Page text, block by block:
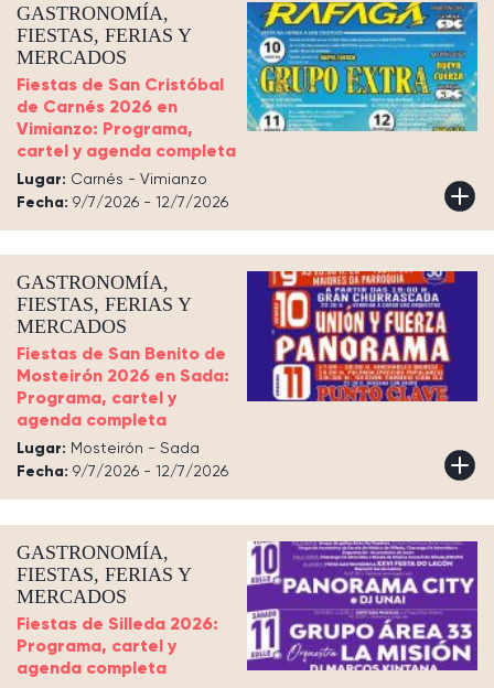
GASTRONOMÍA,
FIESTAS, FERIAS Y
MERCADOS
Fiestas de San Cristóbal
de Carnés 2026 en
Vimianzo: Programa,
cartel y agenda completa
Lugar: Carnés - Vimianzo
Fecha: 9/7/2026 - 12/7/2026
GASTRONOMÍA,
FIESTAS, FERIAS Y
MERCADOS
Fiestas de San Benito de
Mosteirón 2026 en Sada:
Programa, cartel y
agenda completa
Lugar: Mosteirón - Sada
Fecha: 9/7/2026 - 12/7/2026
GASTRONOMÍA,
FIESTAS, FERIAS Y
MERCADOS
Fiestas de Silleda 2026:
Programa, cartel y
agenda completa